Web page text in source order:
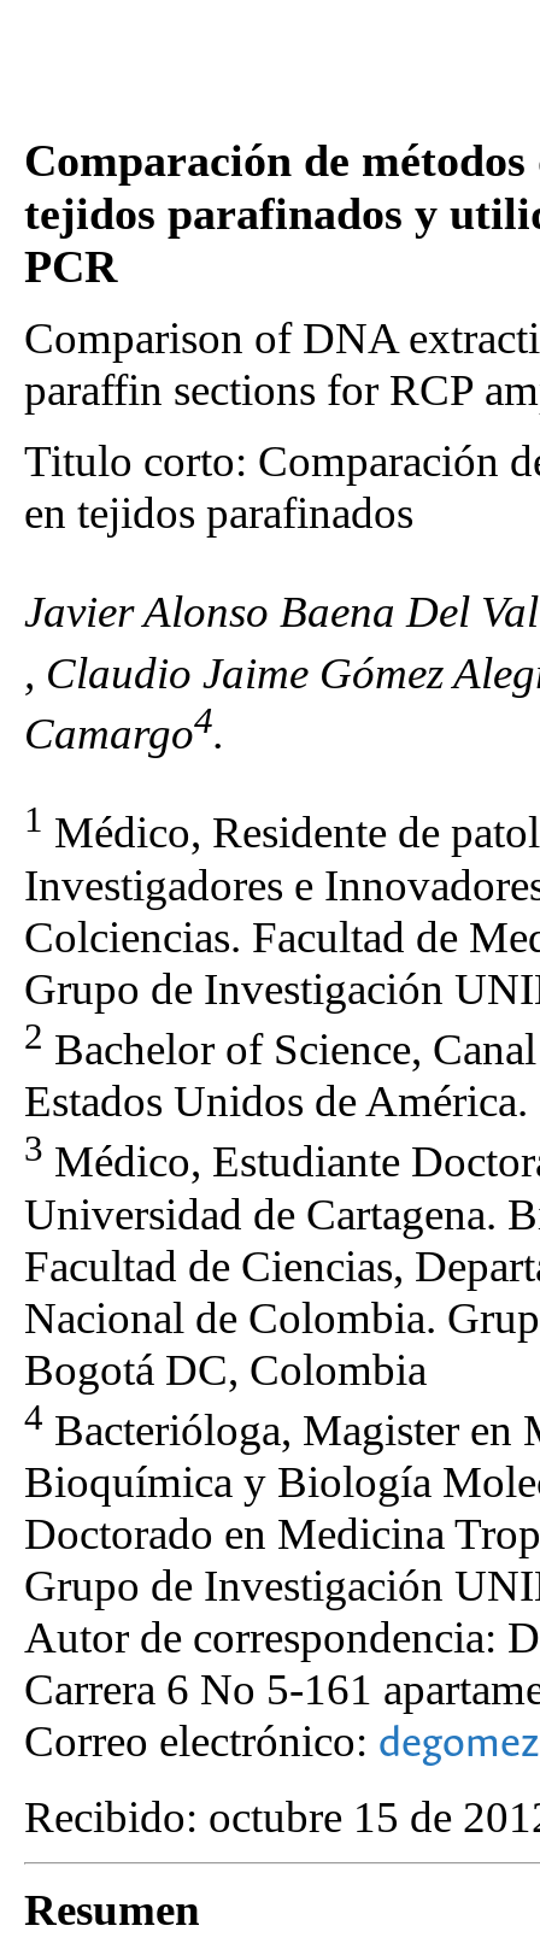
Comparación de
tejidos parafinados y
PCR
Comparison of DNA
paraffin sections for RCP
Titulo corto: Comparación
en tejidos parafinados
Javier Alonso Baena Del
, Claudio Jaime Gómez
Camargo4.
1 Médico, Residente de
Investigadores e
Colciencias. Facultad de
Grupo de Investigación
2 Bachelor of Science,
Estados Unidos de América.
3 Médico, Estudiante
Universidad de Cartagena.
Facultad de Ciencias,
Nacional de Colombia.
Bogotá DC, Colombia
4 Bacterióloga, Magister
Bioquímica y Biología
Doctorado en Medicina
Grupo de Investigación
Autor de correspondencia:
Carrera 6 No 5-161
Correo electrónico:
Recibido: octubre 15 de
Resumen